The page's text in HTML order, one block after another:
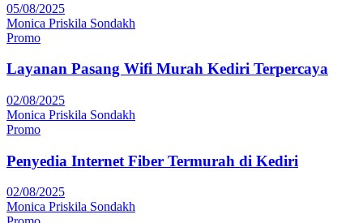
05/08/2025
Monica Priskila Sondakh
Promo
Layanan Pasang Wifi Murah Kediri Terpercaya
02/08/2025
Monica Priskila Sondakh
Promo
Penyedia Internet Fiber Termurah di Kediri
02/08/2025
Monica Priskila Sondakh